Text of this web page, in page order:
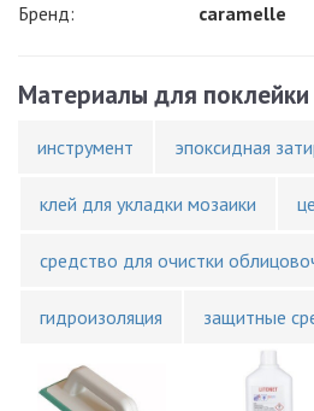
Бренд:
caramelle
Материалы для поклейки
инструмент эпоксидная
клей для укладки мозаики
средство для очистки
гидроизоляция защитные